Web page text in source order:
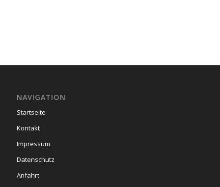
NAVIGATION
Startseite
Kontakt
Impressum
Datenschutz
Anfahrt